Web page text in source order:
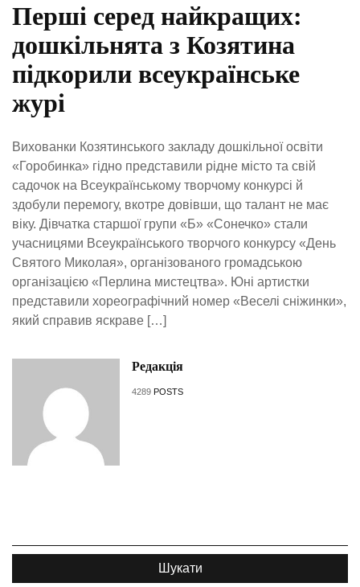
Перші серед найкращих:
дошкільнята з Козятина
підкорили всеукраїнське
журі
Вихованки Козятинського закладу дошкільної освіти
«Горобинка» гідно представили рідне місто та свій
садочок на Всеукраїнському творчому конкурсі й
здобули перемогу, вкотре довівши, що талант не має
віку. Дівчатка старшої групи «Б» «Сонечко» стали
учасницями Всеукраїнського творчого конкурсу «День
Святого Миколая», організованого громадською
організацією «Перлина мистецтва». Юні артистки
представили хореографічний номер «Веселі сніжинки»,
який справив яскраве […]
Редакція
4289 POSTS